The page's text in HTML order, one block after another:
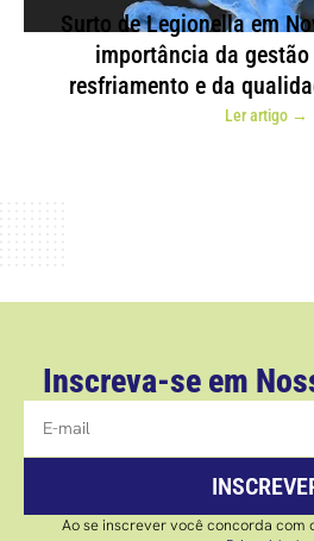
Surto de Legionella em
importância da
resfriamento e da
Ler artigo →
Inscreva-se em
Ao se inscrever você concorda com